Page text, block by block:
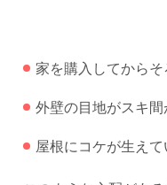
家を購入してから
外壁の目地がスキ
屋根にコケが生え